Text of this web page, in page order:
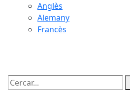
Anglès
Alemany
Francès